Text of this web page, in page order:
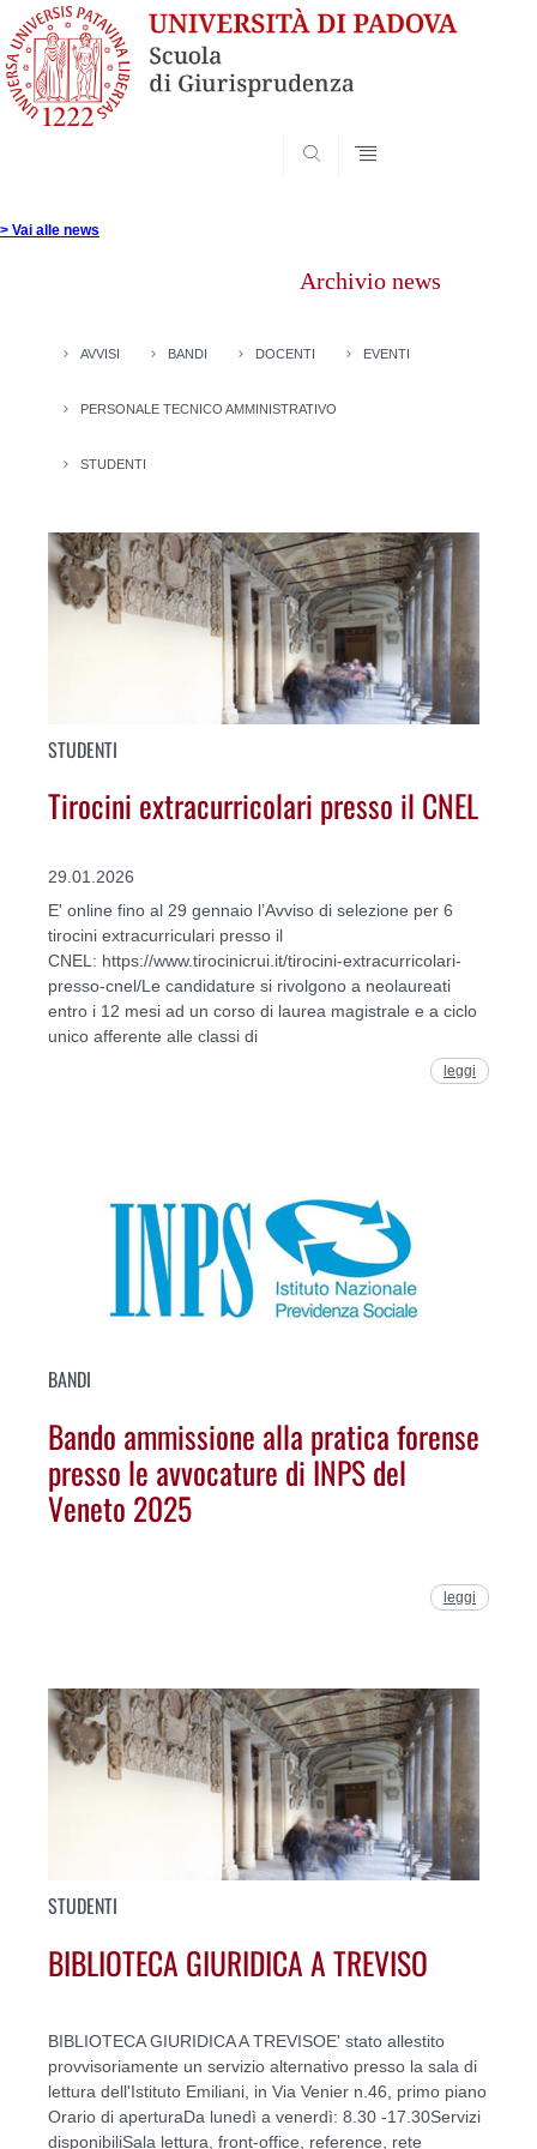
al
> Vai alle news
Archivio news
AVVISI BANDI DOCENTI EVENTI
PERSONALE TECNICO AMMINISTRATIVO
STUDENTI
STUDENTI
Tirocini extracurricolari presso il CNEL
29.01.2026
E' online fino al 29 gennaio l’Avviso di selezione per 6
tirocini extracurriculari presso il
CNEL: https://www.tirocinicrui.it/tirocini-extracurricolari-
presso-cnel/Le candidature si rivolgono a neolaureati
entro i 12 mesi ad un corso di laurea magistrale e a ciclo
unico afferente alle classi di
leggi
BANDI
Bando ammissione alla pratica forense
presso le avvocature di INPS del
Veneto 2025
leggi
STUDENTI
BIBLIOTECA GIURIDICA A TREVISO
BIBLIOTECA GIURIDICA A TREVISOE' stato allestito
provvisoriamente un servizio alternativo presso la sala di
lettura dell'Istituto Emiliani, in Via Venier n.46, primo piano
Orario di aperturaDa lunedì a venerdì: 8.30 -17.30Servizi
disponibiliSala lettura, front-office, reference, rete